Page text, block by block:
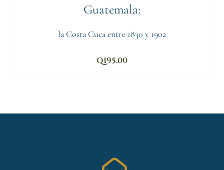
Guatemala:
la Costa Cuca entre 1830 y 1902
Q195.00